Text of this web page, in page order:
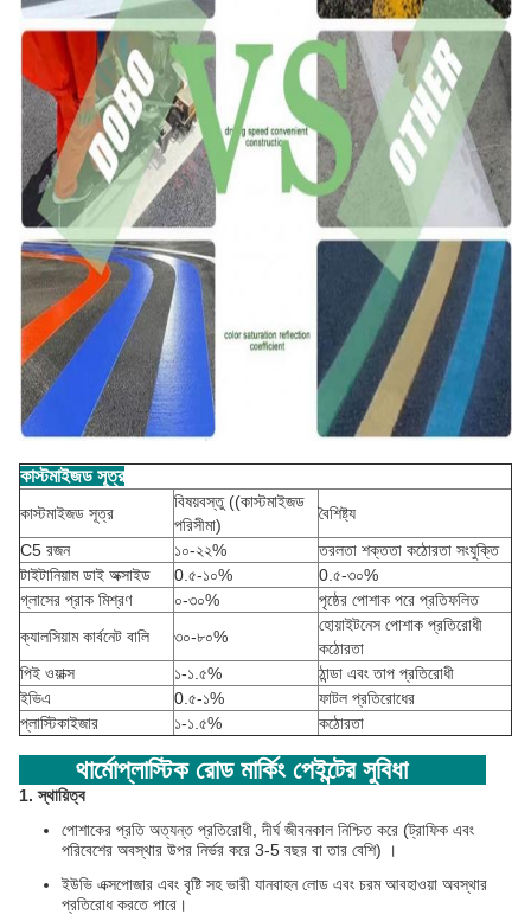
কাস্টমাইজড সূত্র
কাস্টমাইজড সূত্র
বিষয়বস্তু ((কাস্টমাইজড
পরিসীমা)
বৈশিষ্ট্য
C5 রজন
১০-২২%
তরলতা শক্ততা কঠোরতা সংযুক্তি
টাইটানিয়াম ডাই অক্সাইড
0.৫-১০%
0.৫-৩০%
গ্লাসের প্রাক মিশ্রণ
০-৩০%
পৃষ্ঠের পোশাক পরে প্রতিফলিত
ক্যালসিয়াম কার্বনেট বালি
৩০-৮০%
হোয়াইটনেস পোশাক প্রতিরোধী
কঠোরতা
পিই ওয়াক্স
১-১.৫%
ঠান্ডা এবং তাপ প্রতিরোধী
ইভিএ
0.৫-১%
ফাটল প্রতিরোধের
প্লাস্টিকাইজার
১-১.৫% কঠোরতা
থার্মোপ্লাস্টিক রোড মার্কিং পেইন্টের সুবিধা
1. স্থায়িত্ব
পোশাকের প্রতি অত্যন্ত প্রতিরোধী, দীর্ঘ জীবনকাল নিশ্চিত করে (ট্রাফিক এবং
পরিবেশের অবস্থার উপর নির্ভর করে 3-5 বছর বা তার বেশি) ।
ইউভি এক্সপোজার এবং বৃষ্টি সহ ভারী যানবাহন লোড এবং চরম আবহাওয়া অবস্থার
প্রতিরোধ করতে পারে।